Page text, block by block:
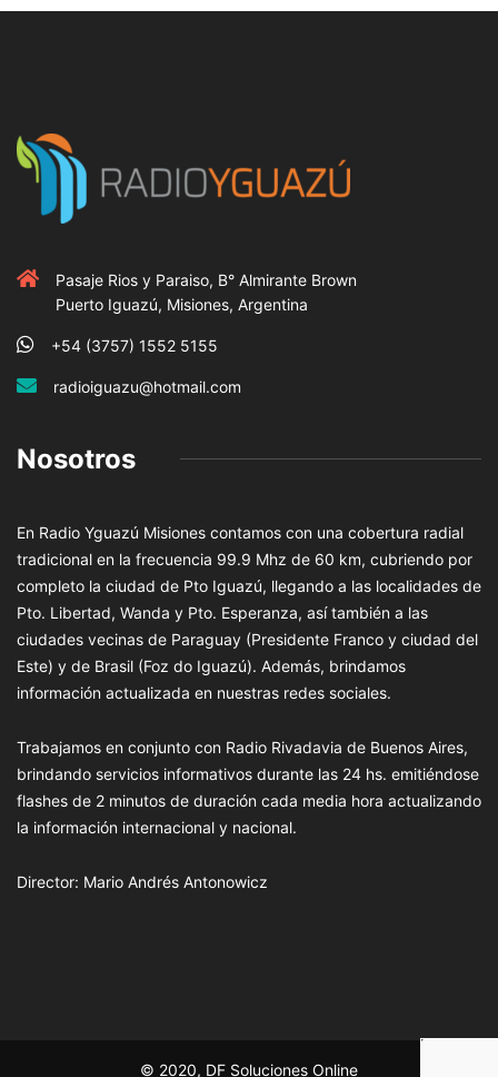
Pasaje Rios y Paraiso, B° Almirante Brown
Puerto Iguazú, Misiones, Argentina
+54 (3757) 1552 5155
radioiguazu@hotmail.com
Nosotros
En Radio Yguazú Misiones contamos con una cobertura radial
tradicional en la frecuencia 99.9 Mhz de 60 km, cubriendo por
completo la ciudad de Pto Iguazú, llegando a las localidades de
Pto. Libertad, Wanda y Pto. Esperanza, así también a las
ciudades vecinas de Paraguay (Presidente Franco y ciudad del
Este) y de Brasil (Foz do Iguazú). Además, brindamos
información actualizada en nuestras redes sociales.
Trabajamos en conjunto con Radio Rivadavia de Buenos Aires,
brindando servicios informativos durante las 24 hs. emitiéndose
flashes de 2 minutos de duración cada media hora actualizando
la información internacional y nacional.
Director: Mario Andrés Antonowicz
© 2020, DF Soluciones Online